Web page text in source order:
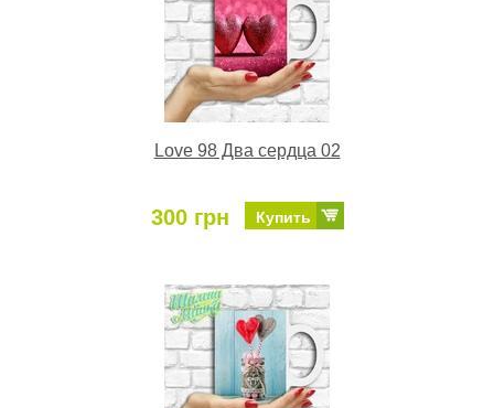
Love 98 Два сердца 02
300 грн Купить